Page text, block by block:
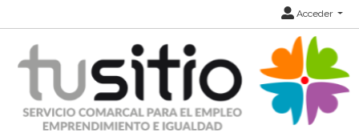
Acceder